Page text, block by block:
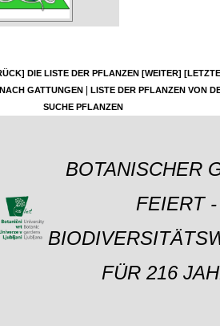
DIE LISTE DER PFLANZEN [WEITER]
GATTUNGEN
LISTE DER PFLANZEN VON
SUCHE PFLANZEN
BOTANISCHER
FEIERT -
FÜR 216